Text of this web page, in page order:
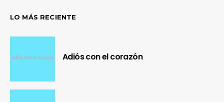
LO MÁS RECIENTE
Adiós con el corazón